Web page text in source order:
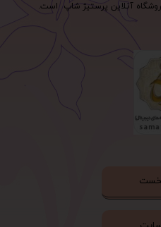
آنلاین پرستیژ شاپ است.